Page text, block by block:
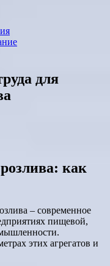
для
как
– современное
пищевой,
этих агрегатов и